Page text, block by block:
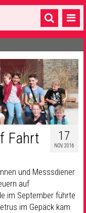
17
NOV. 2016
Fahrt
und Messsdiener
auf
im September führte
im Gepäck kam